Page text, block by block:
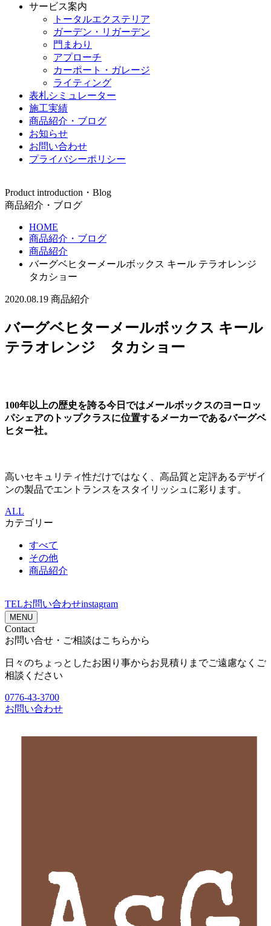
サービス案内
トータルエクステリア
ガーデン・リガーデン
門まわり
アプローチ
カーポート・ガレージ
ライティング
表札シミュレーター
施工実績
商品紹介・ブログ
お知らせ
お問い合わせ
プライバシーポリシー
Product introduction・Blog
商品紹介・ブログ
HOME
商品紹介・ブログ
商品紹介
バーグベヒターメールボックス キール テラオレンジ
タカショー
2020.08.19 商品紹介
バーグベヒターメールボックス キール
テラオレンジ タカショー
100年以上の歴史を誇る今日ではメールボックスのヨーロッ
パシェアのトップクラスに位置するメーカーであるバーグベ
ヒター社。
高いセキュリティ性だけではなく、高品質と定評あるデザイ
ンの製品でエントランスをスタイリッシュに彩ります。
ALL
カテゴリー
すべて
その他
商品紹介
TELお問い合わせinstagram
MENU
Contact
お問い合せ・ご相談はこちらから
日々のちょっとしたお困り事からお見積りまでご遠慮なくご
相談ください
0776-43-3700
お問い合わせ